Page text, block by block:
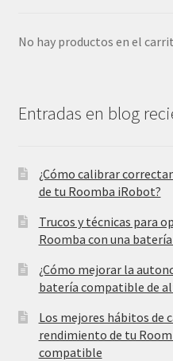
No hay productos en el
Entradas en blog
¿Cómo calibrar
de tu Roomba iRobot?
Trucos y técnicas para
Roomba con una
¿Cómo mejorar la
batería compatible de
Los mejores hábitos de
rendimiento de tu
compatible